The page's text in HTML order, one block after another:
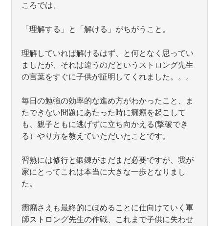
ころでは、
「理解する」と「解ける」がちがうこと。
理解していれば解けるはず、と何となく思ってい
ましたが、それは違うのだというストロング先生
の言葉をすぐに子供が証明してくれました。。。
毎日の勉強の効率的な進め方がわかったこと、ま
たできない問題にあたった時に癇癪を起こして
も、親子ともに逃げずに立ち向かえる(撃破でき
る）やり方を教えていただいたことです。
習熟には修行と鍛錬がまだまだ必要ですが、我が
家にとってこれは本当に大きな一歩となりまし
た。
癇癪さえも最終的にほめることに仕向けていく軍
師ストロング先生の作戦、これまで子供に失わせ